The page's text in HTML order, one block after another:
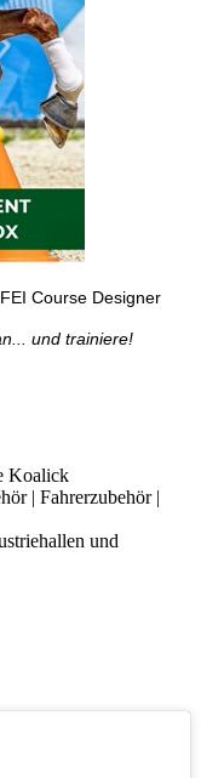
Course Designer
und trainiere!